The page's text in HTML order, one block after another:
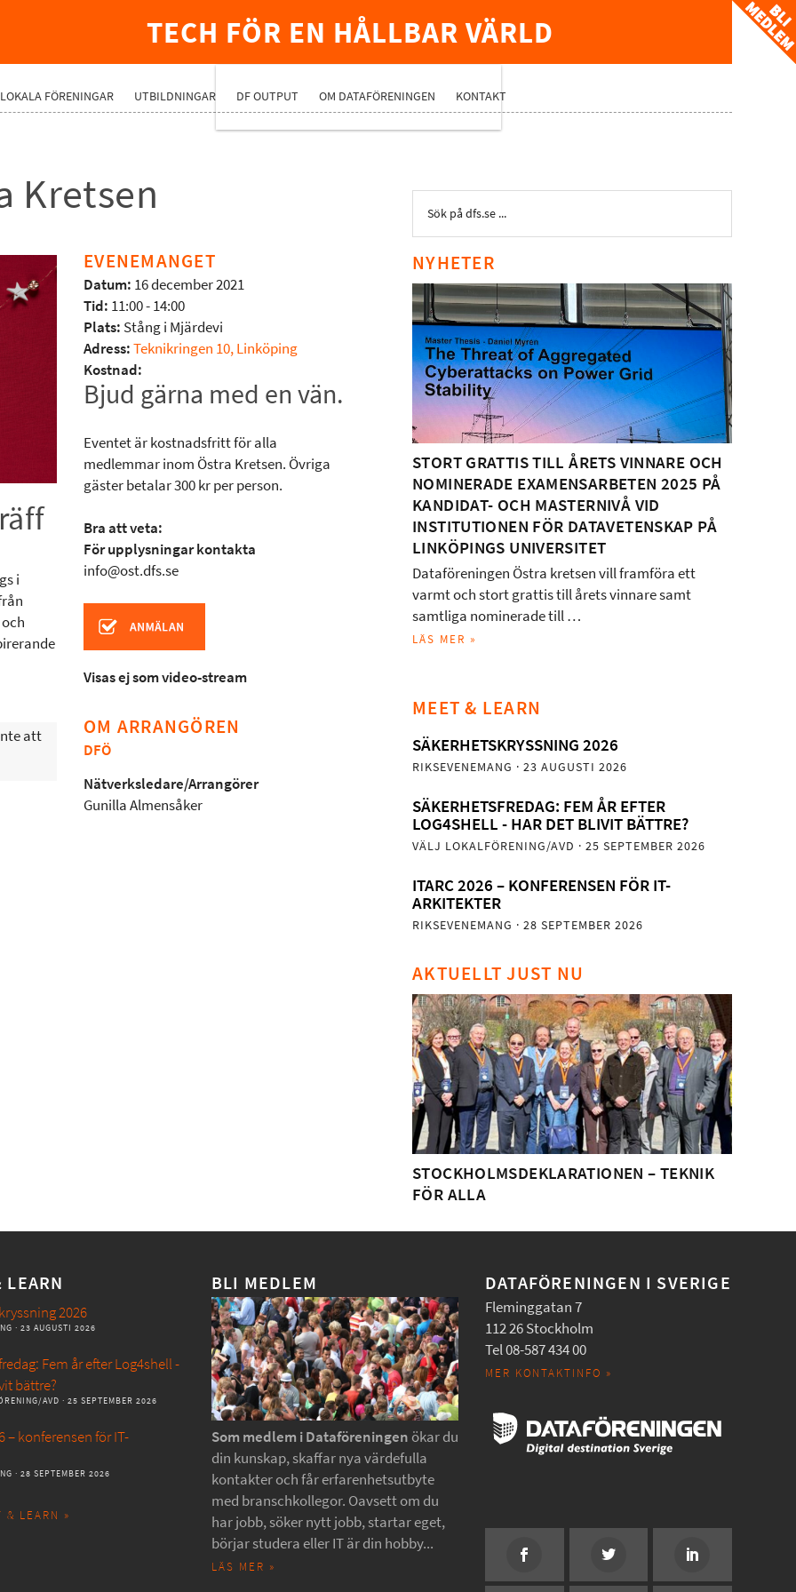
TECH FÖR EN HÅLLBAR VÄRLD
PREMIUMNÄTVERK
LOKALA FÖRENINGAR UTBILDNINGAR DF OUTPUT OM DATAFÖRENINGEN KONTAKT
Kretsen
i
att
EVENEMANGET
Datum: 16 december 2021
Tid: 11:00 - 14:00
Plats: Stång i Mjärdevi
Adress:Teknikringen 10, Linköping
Kostnad:
Bjud gärna med en vän.
Eventet är kostnadsfritt för alla
medlemmar inom Östra Kretsen. Övriga
gäster betalar 300 kr per person.
Bra att veta:
För upplysningar kontakta
info@ost.dfs.se
Visas ej som video-stream
OM ARRANGÖREN
DFÖ
Nätverksledare/Arrangörer
Gunilla Almensåker
NYHETER
STORT GRATTIS TILL ÅRETS VINNARE OCH
NOMINERADE EXAMENSARBETEN 2025 PÅ
KANDIDAT- OCH MASTERNIVÅ VID
INSTITUTIONEN FÖR DATAVETENSKAP PÅ
LINKÖPINGS UNIVERSITET
Dataföreningen Östra kretsen vill framföra ett
varmt och stort grattis till årets vinnare samt
samtliga nominerade till …
LÄS MER »
MEET & LEARN
SÄKERHETSKRYSSNING 2026
RIKSEVENEMANG · 23 AUGUSTI 2026
SÄKERHETSFREDAG: FEM ÅR EFTER
LOG4SHELL - HAR DET BLIVIT BÄTTRE?
VÄLJ LOKALFÖRENING/AVD · 25 SEPTEMBER 2026
ITARC 2026 – KONFERENSEN FÖR IT-
ARKITEKTER
RIKSEVENEMANG · 28 SEPTEMBER 2026
AKTUELLT JUST NU
STOCKHOLMSDEKLARATIONEN – TEKNIK
FÖR ALLA
LEARN
2026
· 23 AUGUSTI 2026
Fem år efter Log4shell -
bättre?
AVD · 25 SEPTEMBER 2026
– konferensen för IT-
· 28 SEPTEMBER 2026
& LEARN »
BLI MEDLEM
Som medlem i Dataföreningen ökar du
din kunskap, skaffar nya värdefulla
kontakter och får erfarenhetsutbyte
med branschkollegor. Oavsett om du
har jobb, söker nytt jobb, startar eget,
börjar studera eller IT är din hobby...
LÄS MER »
DATAFÖRENINGEN I SVERIGE
Fleminggatan 7
112 26 Stockholm
Tel 08-587 434 00
MER KONTAKTINFO »